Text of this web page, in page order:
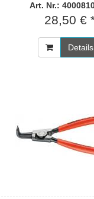
Art. Nr.:
28,50 €
Details